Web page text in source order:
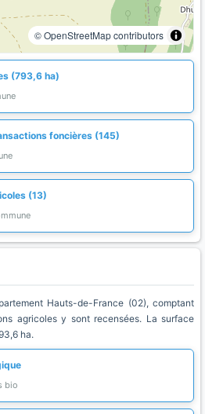
© OpenStreetMap contributors
(793,6 ha)
foncières (145)
(13)
Hauts-de-France (02), comptant
agricoles y sont recensées. La surface
ha.
bio